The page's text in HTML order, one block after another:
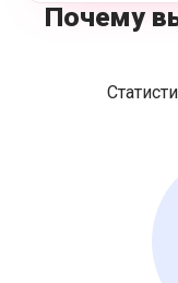
Почему